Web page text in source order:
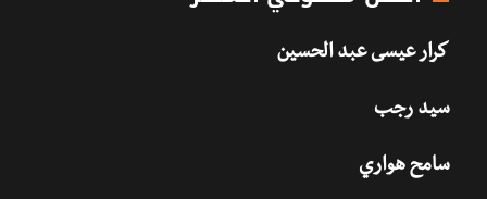
كرار عيسى عبد الحسين
سيد رجب
سامح هواري